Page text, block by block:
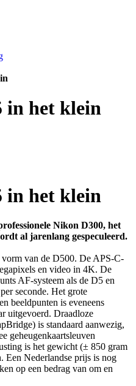
in het klein
in het klein
Nikon D300, het
al jarenlang gespeculeerd.
van de D500. De APS-C-
en video in 4K. De
AF-systeem als de D5 en
seconde. Het grote
beeldpunten is eveneens
uitgevoerd. Draadloze
is standaard aanwezig,
geheugenkaartsleuven
is het gewicht (± 850 gram
Een Nederlandse prijs is nog
op een bedrag van om en